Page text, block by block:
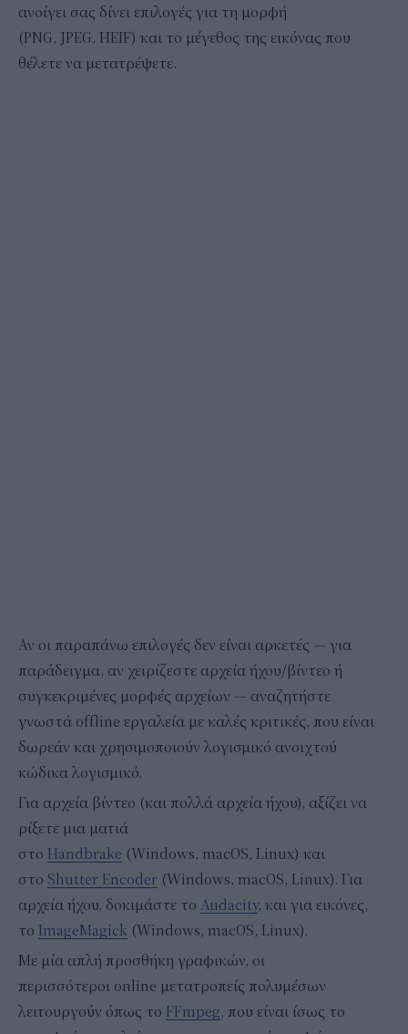
ανοίγει σας δίνει επιλογές για τη μορφή
(PNG, JPEG, HEIF) και το μέγεθος της εικόνας που
θέλετε να μετατρέψετε.
Αν οι παραπάνω επιλογές δεν είναι αρκετές — για
παράδειγμα, αν χειρίζεστε αρχεία ήχου/βίντεο ή
συγκεκριμένες μορφές αρχείων — αναζητήστε
γνωστά offline εργαλεία με καλές κριτικές, που είναι
δωρεάν και χρησιμοποιούν λογισμικό ανοιχτού
κώδικα λογισμικό.
Για αρχεία βίντεο (και πολλά αρχεία ήχου), αξίζει να
ρίξετε μια ματιά
στο Handbrake (Windows, macOS, Linux) και
στο Shutter Encoder (Windows, macOS, Linux). Για
αρχεία ήχου, δοκιμάστε το Audacity, και για εικόνες,
το ImageMagick (Windows, macOS, Linux).
Με μία απλή προσθήκη γραφικών, οι
περισσότεροι online μετατροπείς πολυμέσων
λειτουργούν όπως το FFmpeg, που είναι ίσως το